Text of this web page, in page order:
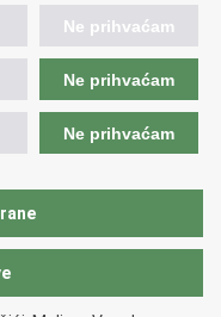
Ne prihvaćam
Ne prihvaćam
Ne prihvaćam